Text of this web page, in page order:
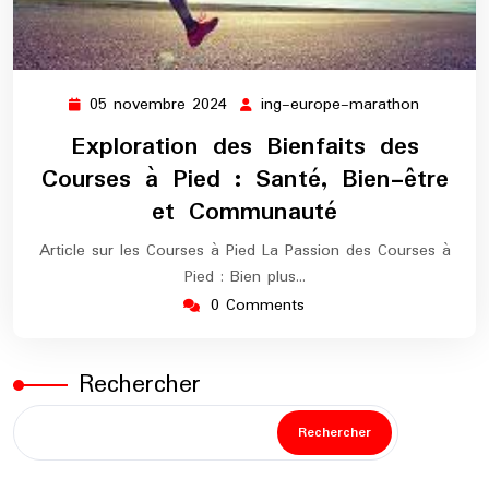
05 novembre 2024 05
novembre
2024
ing-europe-marathon
Exploration des Bienfaits des
Courses à Pied : Santé, Bien-être
et Communauté
Article sur les Courses à Pied La Passion des Courses à
Pied : Bien plus…
0 Comments
Rechercher
Rechercher